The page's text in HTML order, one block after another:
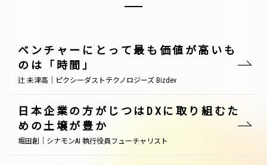
ベンチャーにとって最も価値が高いも
のは「時間」
辻 未津高｜ピクシーダストテクノロジーズ Bizdev
日本企業の方がじつはDXに取り組むた
めの土壌が豊か
堀田創｜シナモンAI 執行役員フューチャリスト